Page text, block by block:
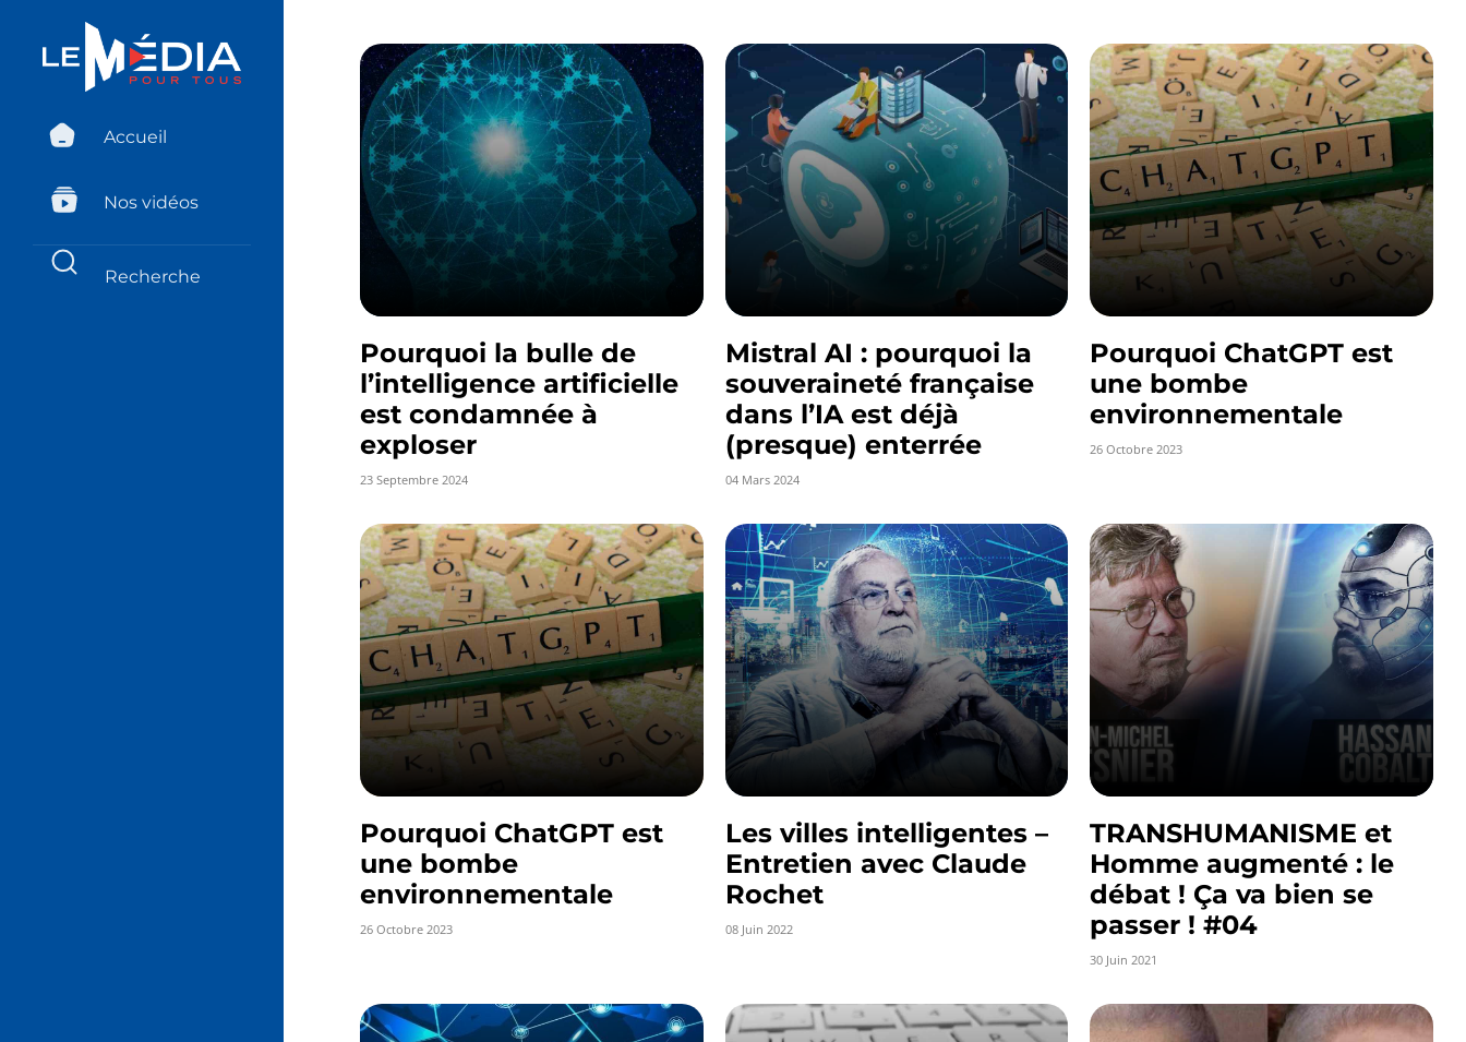
Accueil
Nos vidéos
Pourquoi la bulle de
l’intelligence artificielle
est condamnée à
exploser
23 Septembre 2024
Mistral AI : pourquoi la
souveraineté française
dans l’IA est déjà
(presque) enterrée
04 Mars 2024
Pourquoi ChatGPT est
une bombe
environnementale
26 Octobre 2023
Pourquoi ChatGPT est
une bombe
environnementale
26 Octobre 2023
Les villes intelligentes –
Entretien avec Claude
Rochet
08 Juin 2022
TRANSHUMANISME et
Homme augmenté : le
débat ! Ça va bien se
passer ! #04
30 Juin 2021